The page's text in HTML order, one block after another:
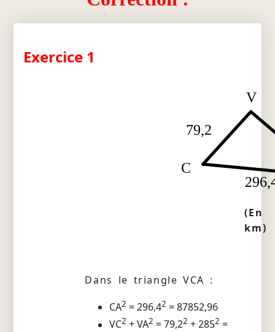
Exercice 1
V
C
79,2
(En
km)
Dans le triangle VCA :
CA2 = 296,42 = 87852,96
VC2 + VA2 = 79,22 + 2852 =